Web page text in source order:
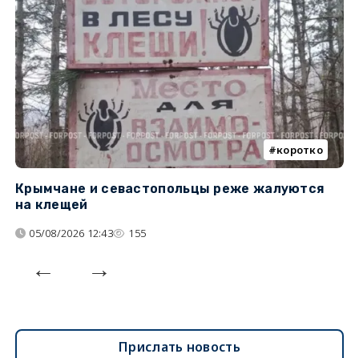
коротко
Крымчане и севастопольцы реже жалуются
на клещей
05/08/2026 12:43 155
Прислать новость